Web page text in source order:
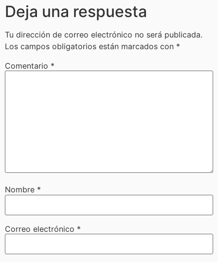
Deja una respuesta
Tu dirección de correo electrónico no será publicada.
Los campos obligatorios están marcados con *
Comentario *
Nombre *
Correo electrónico *